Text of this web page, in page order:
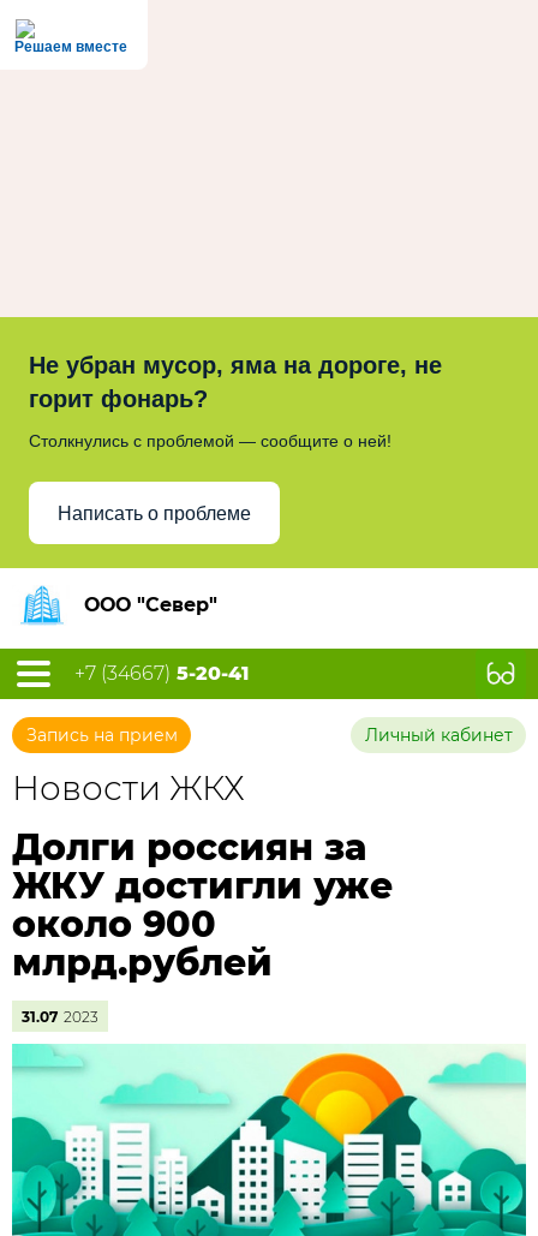
Решаем вместе
Не убран мусор, яма на дороге, не
горит фонарь?
Столкнулись с проблемой — сообщите о ней!
Написать о проблеме
ООО "Север"
+7 (34667) 5-20-41
Запись на прием Личный кабинет
Новости ЖКХ
Долги россиян за
ЖКУ достигли уже
около 900
млрд.рублей
31.07 2023